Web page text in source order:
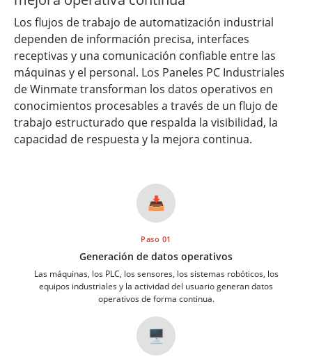
Los flujos de trabajo de automatización industrial
dependen de información precisa, interfaces
receptivas y una comunicación confiable entre las
máquinas y el personal. Los Paneles PC Industriales
de Winmate transforman los datos operativos en
conocimientos procesables a través de un flujo de
trabajo estructurado que respalda la visibilidad, la
capacidad de respuesta y la mejora continua.
📥
Paso 01
Generación de datos operativos
Las máquinas, los PLC, los sensores, los sistemas robóticos, los
equipos industriales y la actividad del usuario generan datos
operativos de forma continua.
🖥️